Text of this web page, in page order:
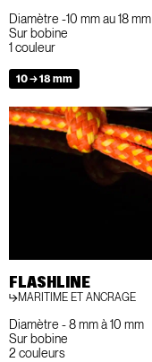
Diamètre -10 mm au 18 mm
Sur bobine
1 couleur
10 → 18 mm
FLASHLINE
MARITIME ET ANCRAGE
Diamètre - 8 mm à 10 mm
Sur bobine
2 couleurs